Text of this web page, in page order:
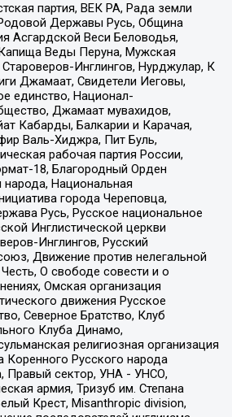
партия, ВЕК РА, Рада земли
Державы Русь, Община
Асгардской Веси Беловодья,
Веды Перуна, Мужская
Инглингов, Нурджулар, К
Джамаат, Свидетели Иеговы,
единство, Национал-
Джамаат мувахидов,
Кабарды, Балкарии и Карачая,
Валь-Хиджра, Пит Буль,
рабочая партия России,
18, Благородный Орден
Национальная
города Череповца,
Русь, Русское национальное
Инглистической церкви
Инглингов, Русский
Движение против нелегальной
О свободе совести и о
Омская организация
движения Русское
Северное Братство, Клуб
Клуба Динамо,
религиозная организация
Коренного Русского народа
Правый сектор, УНА - УНСО,
армия, Тризуб им. Степана
Крест, Misanthropic division,